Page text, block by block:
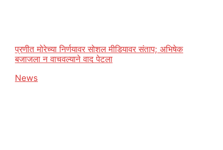
प्रणीत मोरेच्या निर्णयावर सोशल मीडियावर संताप; अभिषेक
बजाजला न वाचवल्याने वाद पेटला
In relation to
News